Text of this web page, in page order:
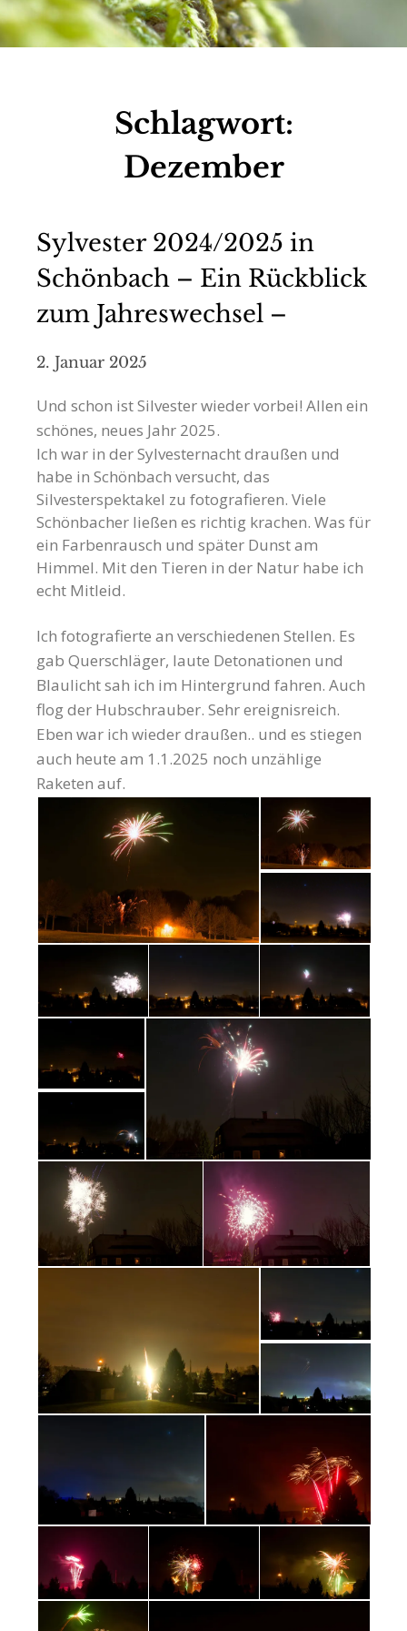
Schlagwort:
Dezember
Sylvester 2024/2025 in
Schönbach – Ein Rückblick
zum Jahreswechsel –
2. Januar 2025
Und schon ist Silvester wieder vorbei! Allen ein
schönes, neues Jahr 2025.
Ich war in der Sylvesternacht draußen und
habe in Schönbach versucht, das
Silvesterspektakel zu fotografieren. Viele
Schönbacher ließen es richtig krachen. Was für
ein Farbenrausch und später Dunst am
Himmel. Mit den Tieren in der Natur habe ich
echt Mitleid.
Ich fotografierte an verschiedenen Stellen. Es
gab Querschläger, laute Detonationen und
Blaulicht sah ich im Hintergrund fahren. Auch
flog der Hubschrauber. Sehr ereignisreich.
Eben war ich wieder draußen.. und es stiegen
auch heute am 1.1.2025 noch unzählige
Raketen auf.